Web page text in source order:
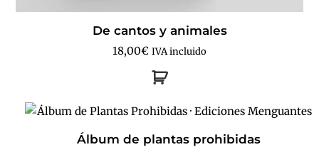
De cantos y animales
18,00€ IVA incluido
Álbum de plantas prohibidas